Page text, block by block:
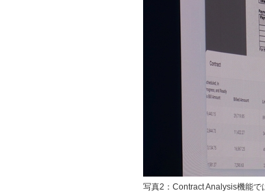
写真2：Contract Analysis機能